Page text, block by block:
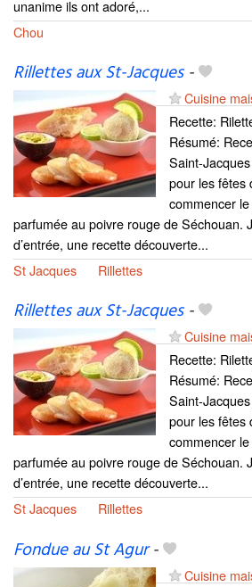
unanime ils ont adoré,...
Chou
Rillettes aux St-Jacques-
Cuisine
Recette:
Résumé:
Saint-
pour les fêtes
commencer
parfumée au poivre rouge de Séchouan.
d’entrée, une recette découverte...
St Jacques
Rillettes
Rillettes aux St-Jacques-
Cuisine
Recette:
Résumé:
Saint-
pour les fêtes
commencer
parfumée au poivre rouge de Séchouan.
d’entrée, une recette découverte...
St Jacques
Rillettes
Fondue au St Agur-
Cuisine